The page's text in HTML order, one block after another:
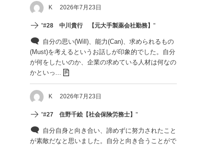
K 2026年7月23日
"#28 中川貴行 【元大手製薬会社勤務】 "
自分の思い(Will)、能力(Can)、求められるもの
(Must)を考えるというお話しが印象的でした。自分
が何をしたいのか、企業の求めている人材は何なの
かといっ...
K 2026年7月23日
"#27 住野千絵【社会保険労務士】 "
自分自身と向き合い、諦めずに努力されたこと
が素敵だなと思いました。自分と向き合うことがで